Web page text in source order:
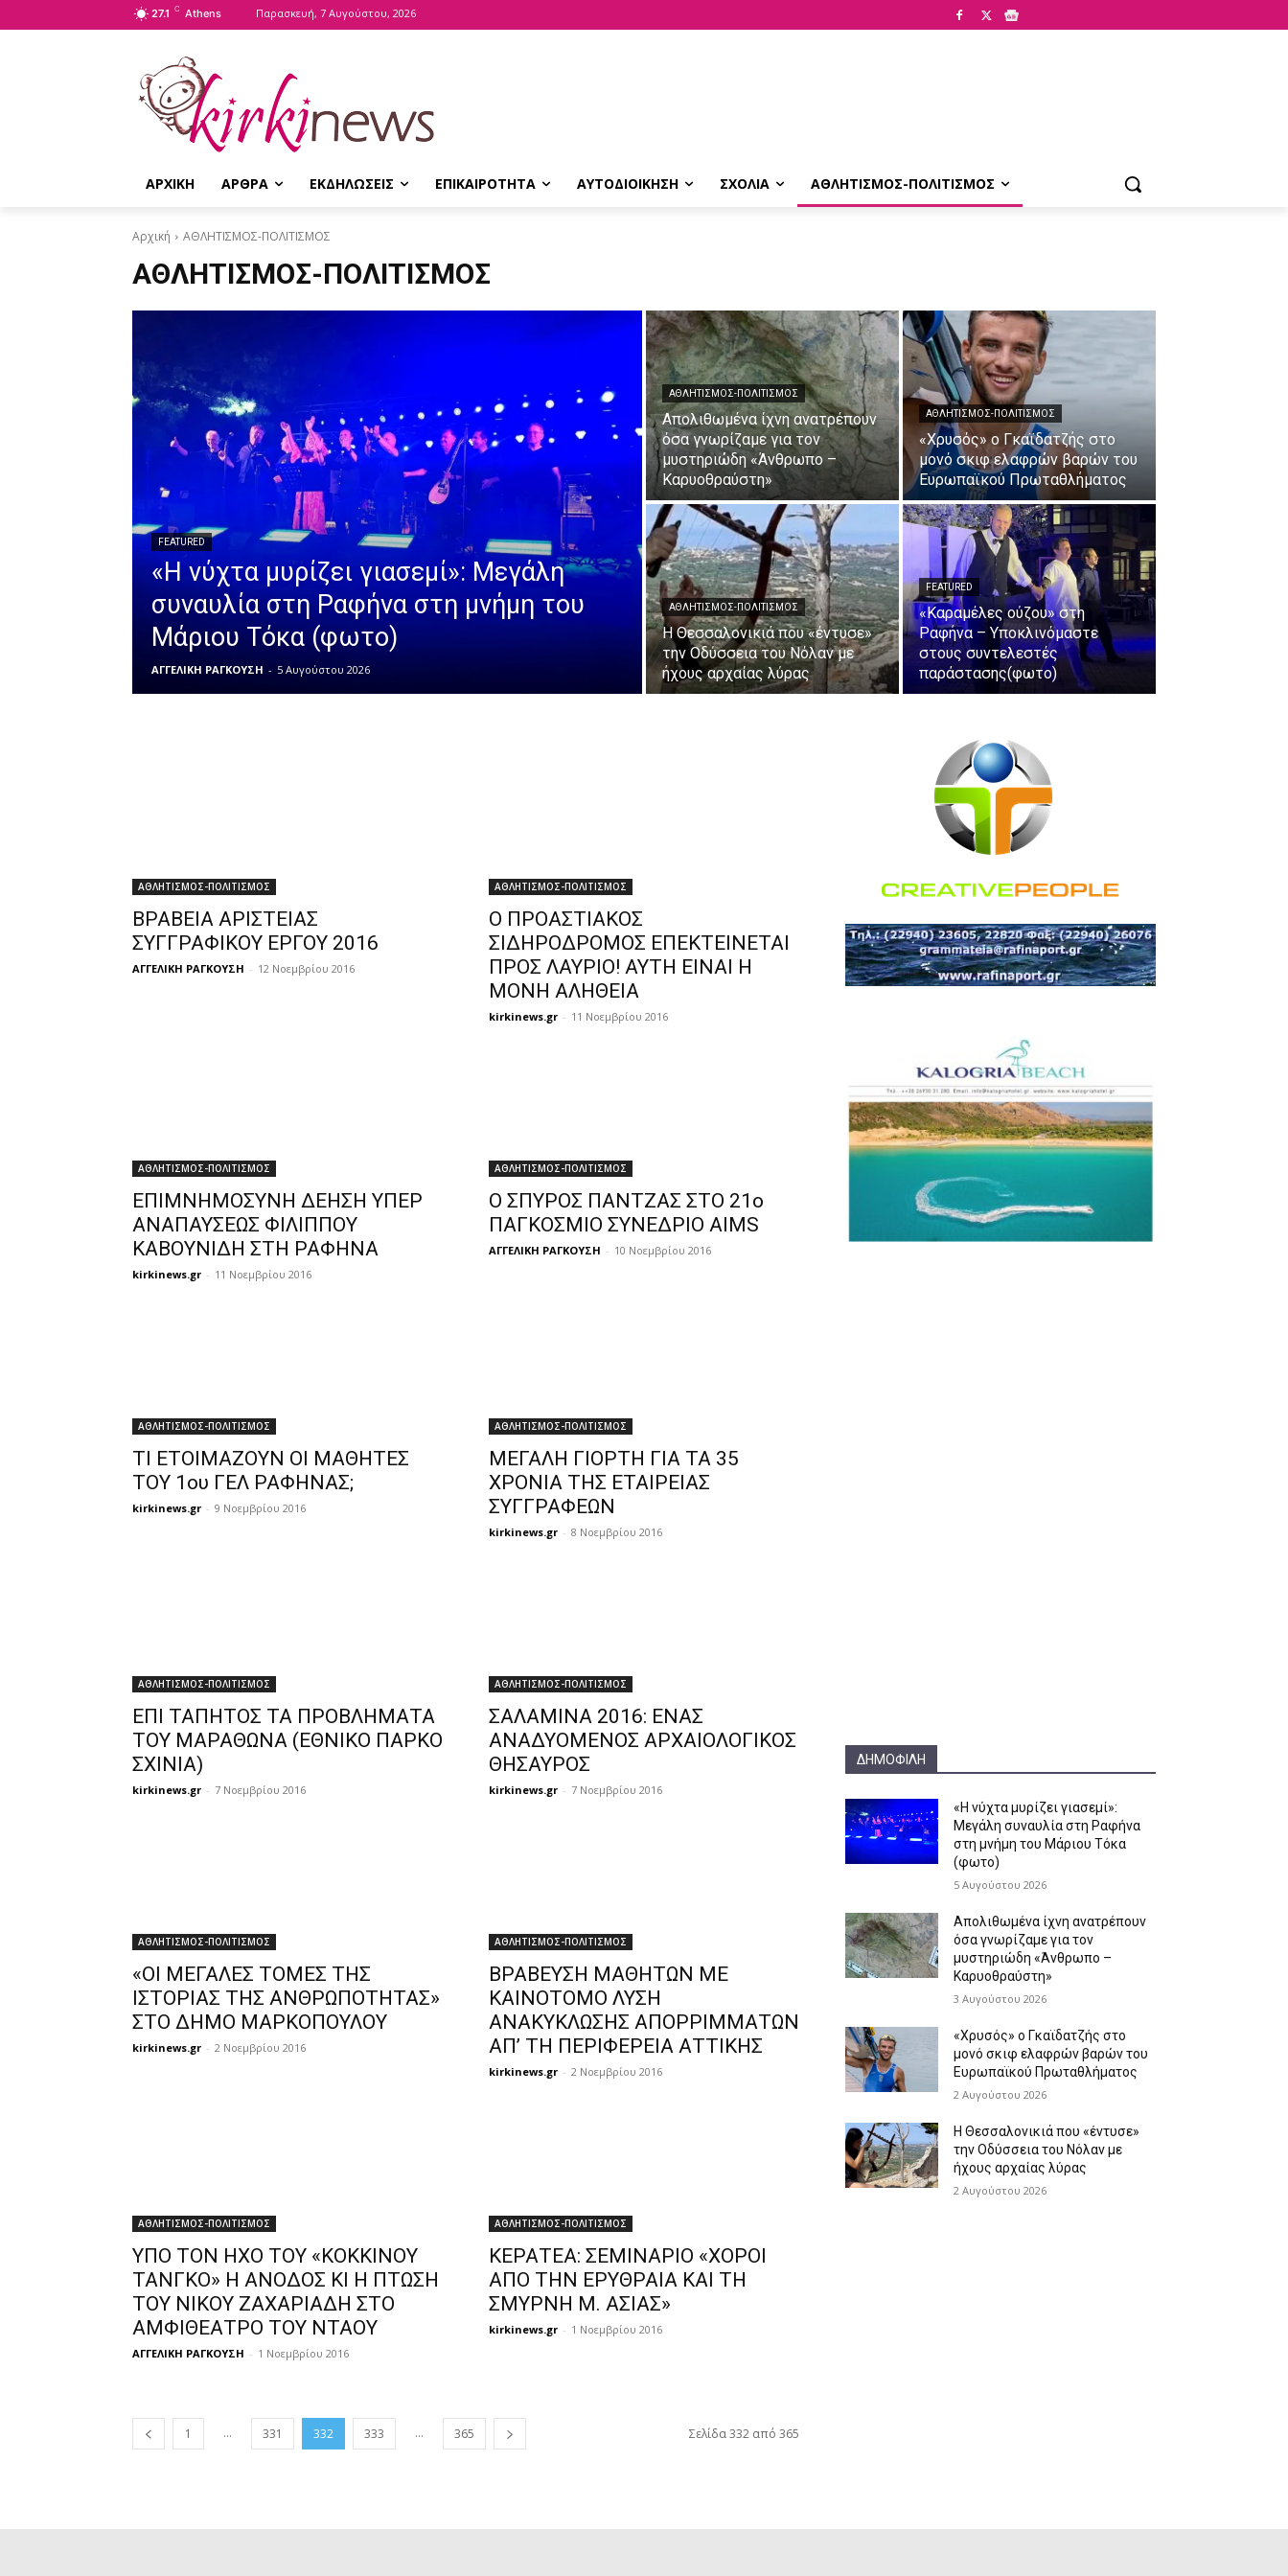
27.1 C Athens Παρασκευή, 7 Αυγούστου, 2026
ΑΡΧΙΚΗ ΑΡΘΡΑ ΕΚΔΗΛΩΣΕΙΣ ΕΠΙΚΑΙΡΟΤΗΤΑ ΑΥΤΟΔΙΟΙΚΗΣΗ ΣΧΟΛΙΑ ΑΘΛΗΤΙΣΜΟΣ-ΠΟΛΙΤΙΣΜΟΣ
Αρχική ΑΘΛΗΤΙΣΜΟΣ-ΠΟΛΙΤΙΣΜΟΣ
ΑΘΛΗΤΙΣΜΟΣ-ΠΟΛΙΤΙΣΜΟΣ
FEATURED
«Η νύχτα μυρίζει γιασεμί»: Μεγάλη
συναυλία στη Ραφήνα στη μνήμη του
Μάριου Τόκα (φωτο)
ΑΓΓΕΛΙΚΗ ΡΑΓΚΟΥΣΗ - 5 Αυγούστου 2026
ΑΘΛΗΤΙΣΜΟΣ-ΠΟΛΙΤΙΣΜΟΣ
Απολιθωμένα ίχνη ανατρέπουν
όσα γνωρίζαμε για τον
μυστηριώδη «Άνθρωπο –
Καρυοθραύστη»
ΑΘΛΗΤΙΣΜΟΣ-ΠΟΛΙΤΙΣΜΟΣ
«Χρυσός» ο Γκαϊδατζής στο
μονό σκιφ ελαφρών βαρών του
Ευρωπαϊκού Πρωταθλήματος
ΑΘΛΗΤΙΣΜΟΣ-ΠΟΛΙΤΙΣΜΟΣ
Η Θεσσαλονικιά που «έντυσε»
την Οδύσσεια του Νόλαν με
ήχους αρχαίας λύρας
FEATURED
«Καραμέλες ούζου» στη
Ραφήνα – Υποκλινόμαστε
στους συντελεστές
παράστασης(φωτο)
ΑΘΛΗΤΙΣΜΟΣ-ΠΟΛΙΤΙΣΜΟΣ
ΒΡΑΒΕΙΑ ΑΡΙΣΤΕΙΑΣ
ΣΥΓΓΡΑΦΙΚΟΥ ΕΡΓΟΥ 2016
ΑΓΓΕΛΙΚΗ ΡΑΓΚΟΥΣΗ - 12 Νοεμβρίου 2016
ΑΘΛΗΤΙΣΜΟΣ-ΠΟΛΙΤΙΣΜΟΣ
Ο ΠΡΟΑΣΤΙΑΚΟΣ
ΣΙΔΗΡΟΔΡΟΜΟΣ ΕΠΕΚΤΕΙΝΕΤΑΙ
ΠΡΟΣ ΛΑΥΡΙΟ! ΑΥΤΗ ΕΙΝΑΙ Η
ΜΟΝΗ ΑΛΗΘΕΙΑ
kirkinews.gr - 11 Νοεμβρίου 2016
ΑΘΛΗΤΙΣΜΟΣ-ΠΟΛΙΤΙΣΜΟΣ
ΕΠΙΜΝΗΜΟΣΥΝΗ ΔΕΗΣΗ ΥΠΕΡ
ΑΝΑΠΑΥΣΕΩΣ ΦΙΛΙΠΠΟΥ
ΚΑΒΟΥΝΙΔΗ ΣΤΗ ΡΑΦΗΝΑ
kirkinews.gr - 11 Νοεμβρίου 2016
ΑΘΛΗΤΙΣΜΟΣ-ΠΟΛΙΤΙΣΜΟΣ
Ο ΣΠΥΡΟΣ ΠΑΝΤΖΑΣ ΣΤΟ 21ο
ΠΑΓΚΟΣΜΙΟ ΣΥΝΕΔΡΙΟ AIMS
ΑΓΓΕΛΙΚΗ ΡΑΓΚΟΥΣΗ - 10 Νοεμβρίου 2016
ΑΘΛΗΤΙΣΜΟΣ-ΠΟΛΙΤΙΣΜΟΣ
ΤΙ ΕΤΟΙΜΑΖΟΥΝ ΟΙ ΜΑΘΗΤΕΣ
ΤΟΥ 1ου ΓΕΛ ΡΑΦΗΝΑΣ;
kirkinews.gr - 9 Νοεμβρίου 2016
ΑΘΛΗΤΙΣΜΟΣ-ΠΟΛΙΤΙΣΜΟΣ
ΜΕΓΑΛΗ ΓΙΟΡΤΗ ΓΙΑ ΤΑ 35
ΧΡΟΝΙΑ ΤΗΣ ΕΤΑΙΡΕΙΑΣ
ΣΥΓΓΡΑΦΕΩΝ
kirkinews.gr - 8 Νοεμβρίου 2016
ΑΘΛΗΤΙΣΜΟΣ-ΠΟΛΙΤΙΣΜΟΣ
ΕΠΙ ΤΑΠΗΤΟΣ ΤΑ ΠΡΟΒΛΗΜΑΤΑ
ΤΟΥ ΜΑΡΑΘΩΝΑ (ΕΘΝΙΚΟ ΠΑΡΚΟ
ΣΧΙΝΙΑ)
kirkinews.gr - 7 Νοεμβρίου 2016
ΑΘΛΗΤΙΣΜΟΣ-ΠΟΛΙΤΙΣΜΟΣ
ΣΑΛΑΜΙΝΑ 2016: ΕΝΑΣ
ΑΝΑΔΥΟΜΕΝΟΣ ΑΡΧΑΙΟΛΟΓΙΚΟΣ
ΘΗΣΑΥΡΟΣ
kirkinews.gr - 7 Νοεμβρίου 2016
ΑΘΛΗΤΙΣΜΟΣ-ΠΟΛΙΤΙΣΜΟΣ
«ΟΙ ΜΕΓΑΛΕΣ ΤΟΜΕΣ ΤΗΣ
ΙΣΤΟΡΙΑΣ ΤΗΣ ΑΝΘΡΩΠΟΤΗΤΑΣ»
ΣΤO ΔΗΜΟ ΜΑΡΚΟΠΟΥΛΟΥ
kirkinews.gr - 2 Νοεμβρίου 2016
ΑΘΛΗΤΙΣΜΟΣ-ΠΟΛΙΤΙΣΜΟΣ
ΒΡΑΒΕΥΣΗ ΜΑΘΗΤΩΝ ΜΕ
ΚΑΙΝΟΤΟΜΟ ΛΥΣΗ
ΑΝΑΚΥΚΛΩΣΗΣ ΑΠΟΡΡΙΜΜΑΤΩΝ
ΑΠ’ ΤΗ ΠΕΡΙΦΕΡΕΙΑ ΑΤΤΙΚΗΣ
kirkinews.gr - 2 Νοεμβρίου 2016
ΑΘΛΗΤΙΣΜΟΣ-ΠΟΛΙΤΙΣΜΟΣ
ΥΠΟ ΤΟΝ ΗΧΟ ΤΟΥ «ΚΟΚΚΙΝΟΥ
ΤΑΝΓΚΟ» Η ΑΝΟΔΟΣ ΚΙ Η ΠΤΩΣΗ
ΤΟΥ ΝΙΚΟΥ ΖΑΧΑΡΙΑΔΗ ΣΤΟ
ΑΜΦΙΘΕΑΤΡΟ ΤΟΥ ΝΤΑΟΥ
ΑΓΓΕΛΙΚΗ ΡΑΓΚΟΥΣΗ - 1 Νοεμβρίου 2016
ΑΘΛΗΤΙΣΜΟΣ-ΠΟΛΙΤΙΣΜΟΣ
ΚΕΡΑΤΕΑ: ΣΕΜΙΝΑΡΙΟ «ΧΟΡΟΙ
ΑΠΟ ΤΗΝ ΕΡΥΘΡΑΙΑ ΚΑΙ ΤΗ
ΣΜΥΡΝΗ Μ. ΑΣΙΑΣ»
kirkinews.gr - 1 Νοεμβρίου 2016
1 ... 331 332 333 ... 365 Σελίδα 332 από 365
ΔΗΜΟΦΙΛΉ
«Η νύχτα μυρίζει γιασεμί»:
Μεγάλη συναυλία στη Ραφήνα
στη μνήμη του Μάριου Τόκα
(φωτο)
5 Αυγούστου 2026
Απολιθωμένα ίχνη ανατρέπουν
όσα γνωρίζαμε για τον
μυστηριώδη «Άνθρωπο –
Καρυοθραύστη»
3 Αυγούστου 2026
«Χρυσός» ο Γκαϊδατζής στο
μονό σκιφ ελαφρών βαρών του
Ευρωπαϊκού Πρωταθλήματος
2 Αυγούστου 2026
Η Θεσσαλονικιά που «έντυσε»
την Οδύσσεια του Νόλαν με
ήχους αρχαίας λύρας
2 Αυγούστου 2026